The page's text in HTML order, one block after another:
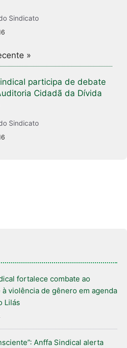
Sindicato
»
participa de debate
Cidadã da Dívida
Sindicato
fortalece combate ao
à violência de gênero em agenda
Lilás
Anffa Sindical alerta